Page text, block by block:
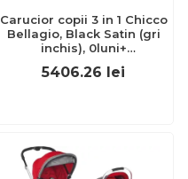
Carucior copii 3 in 1 Chicco
Bellagio, Black Satin (gri
inchis), 0luni+
8
5406.26 lei